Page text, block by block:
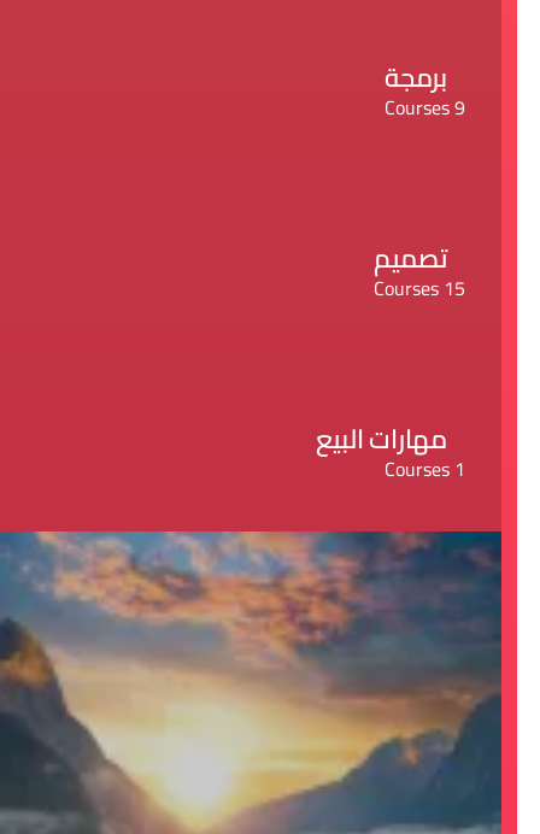
برمجة
9 Courses
تصميم
15 Courses
مهارات البيع
1 Courses